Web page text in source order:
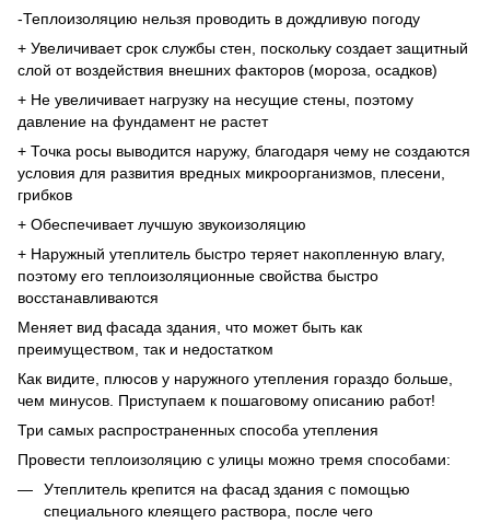
-Теплоизоляцию нельзя проводить в дождливую погоду
+ Увеличивает срок службы стен, поскольку создает защитный
слой от воздействия внешних факторов (мороза, осадков)
+ Не увеличивает нагрузку на несущие стены, поэтому
давление на фундамент не растет
+ Точка росы выводится наружу, благодаря чему не создаются
условия для развития вредных микроорганизмов, плесени,
грибков
+ Обеспечивает лучшую звукоизоляцию
+ Наружный утеплитель быстро теряет накопленную влагу,
поэтому его теплоизоляционные свойства быстро
восстанавливаются
Меняет вид фасада здания, что может быть как
преимуществом, так и недостатком
Как видите, плюсов у наружного утепления гораздо больше,
чем минусов. Приступаем к пошаговому описанию работ!
Три самых распространенных способа утепления
Провести теплоизоляцию с улицы можно тремя способами:
Утеплитель крепится на фасад здания с помощью
специального клеящего раствора, после чего